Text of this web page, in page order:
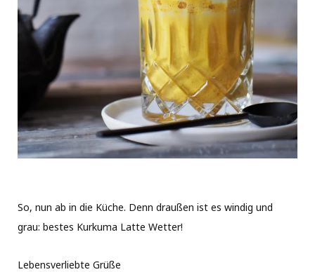
So, nun ab in die Küche. Denn draußen ist es windig und
grau: bestes Kurkuma Latte Wetter!
Lebensverliebte Grüße